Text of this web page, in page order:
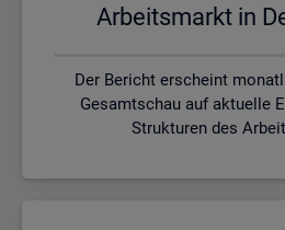
Ar­beits­markt in
Der Bericht erscheint
Gesamtschau auf aktuelle
Strukturen des